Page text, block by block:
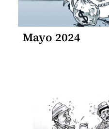
Mayo 2024